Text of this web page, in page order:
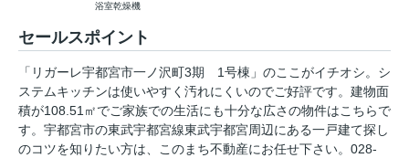
浴室乾燥機
セールスポイント
「リガーレ宇都宮市一ノ沢町3期 1号棟」のここがイチオシ。シ
ステムキッチンは使いやすく汚れにくいのでご好評です。建物面
積が108.51㎡でご家族での生活にも十分な広さの物件はこちらで
す。宇都宮市の東武宇都宮線東武宇都宮周辺にある一戸建て探し
のコツを知りたい方は、このまち不動産にお任せ下さい。028-